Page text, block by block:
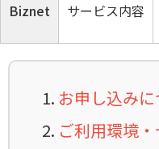
Biznet サービス内容
お申し込みに
ご利用環境